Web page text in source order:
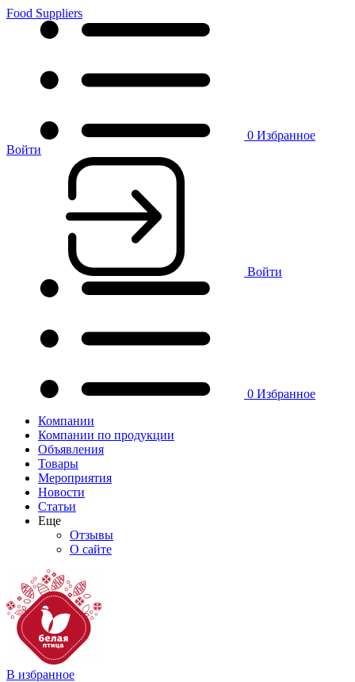
Food Suppliers
0 Избранное
Войти
Войти
0 Избранное
Компании
Компании по продукции
Объявления
Товары
Мероприятия
Новости
Статьи
Еще
Отзывы
О сайте
В избранное